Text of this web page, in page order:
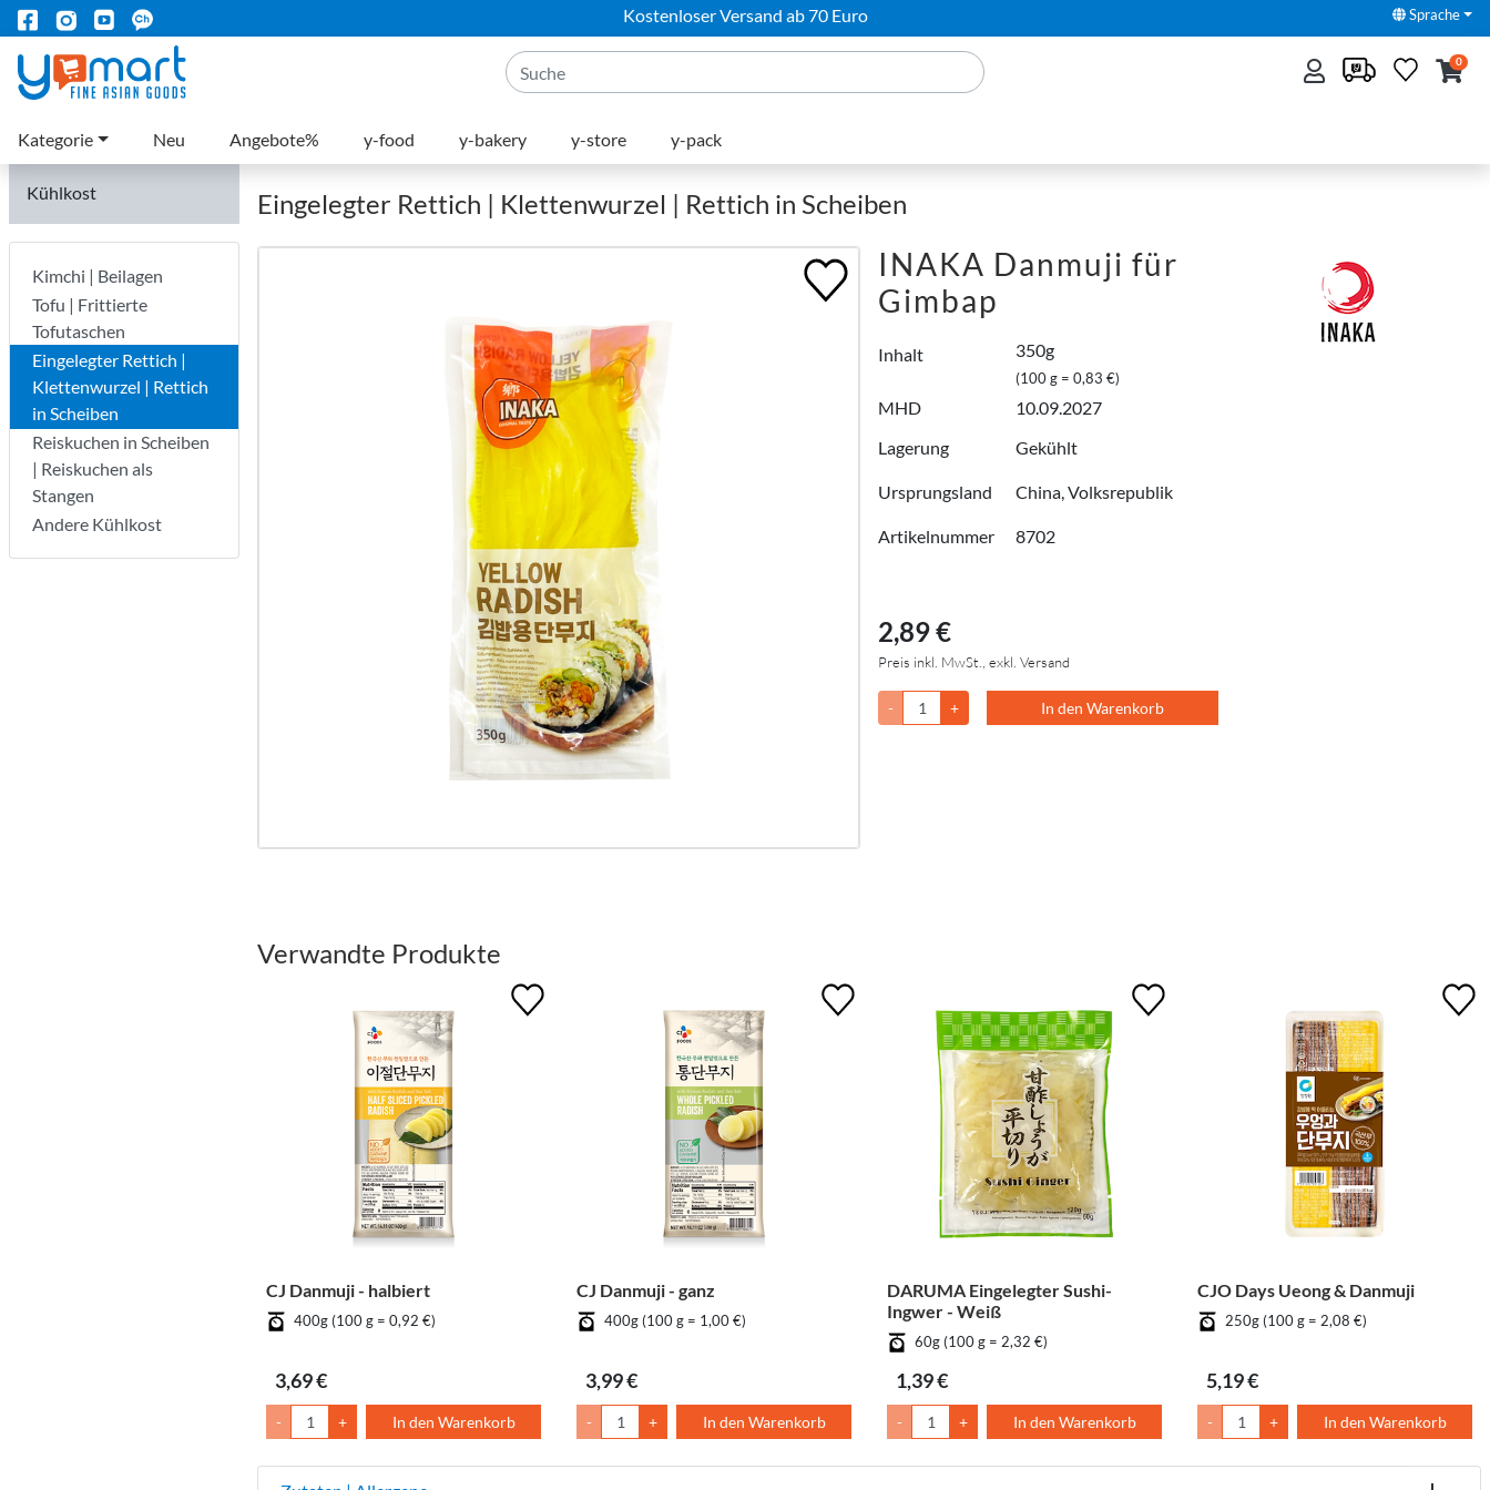
Kostenloser Versand ab 70 Euro Sprache
0
Kategorie Neu Angebote% y-food y-bakery y-store y-pack
Kühlkost
Kimchi | Beilagen
Tofu | Frittierte
Tofutaschen
Eingelegter Rettich |
Klettenwurzel | Rettich
in Scheiben
Reiskuchen in Scheiben
| Reiskuchen als
Stangen
Andere Kühlkost
Eingelegter Rettich | Klettenwurzel | Rettich in Scheiben
INAKA Danmuji für
Gimbap
Inhalt 350g
(100 g = 0,83 €)
MHD
10.09.2027
Lagerung
Gekühlt
Ursprungsland China, Volksrepublik
Artikelnummer 8702
2,89 €
Preis inkl. MwSt., exkl. Versand
- + In den Warenkorb
Verwandte Produkte
CJ Danmuji - halbiert
400g (100 g = 0,92 €)
3,69 €
- + In den Warenkorb
CJ Danmuji - ganz
400g (100 g = 1,00 €)
3,99 €
- + In den Warenkorb
DARUMA Eingelegter Sushi-
Ingwer - Weiß
60g (100 g = 2,32 €)
1,39 €
- + In den Warenkorb
CJO Days Ueong & Danmuji
250g (100 g = 2,08 €)
5,19 €
- + In den Warenkorb